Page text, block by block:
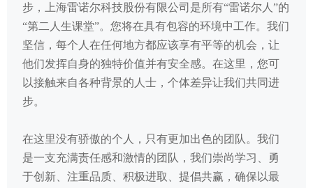
步，上海雷诺尔科技股份有限公司是所有“雷诺尔人”的
“第二人生课堂”。您将在具有包容的环境中工作。我们
坚信，每个人在任何地方都应该享有平等的机会，让
他们发挥自身的独特价值并有安全感。在这里，您可
以接触来自各种背景的人士，个体差异让我们共同进
步。
在这里没有骄傲的个人，只有更加出色的团队。我们
是一支充满责任感和激情的团队，我们崇尚学习、勇
于创新、注重品质、积极进取、提倡共赢，确保以最